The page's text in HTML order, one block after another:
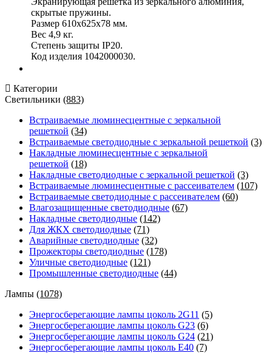
скрытые пружины.
Размер 610х625х78 мм.
Вес 4,9 кг.
Степень защиты IP20.
Код изделия 1042000030.
Категории
Светильники (883)
Встраиваемые люминесцентные с зеркальной
решеткой (34)
Встраиваемые светодиодные с зеркальной решеткой (3)
Накладные люминесцентные с зеркальной
решеткой (18)
Накладные светодиодные с зеркальной решеткой (3)
Встраиваемые люминесцентные с рассеивателем (107)
Встраиваемые светодиодные с рассеивателем (60)
Влагозащищенные светодиодные (67)
Накладные светодиодные (142)
Для ЖКХ светодиодные (71)
Аварийные светодиодные (32)
Прожекторы светодиодные (178)
Уличные светодиодные (121)
Промышленные светодиодные (44)
Лампы (1078)
Энергосберегающие лампы цоколь 2G11 (5)
Энергосберегающие лампы цоколь G23 (6)
Энергосберегающие лампы цоколь G24 (21)
Энергосберегающие лампы цоколь Е40 (7)